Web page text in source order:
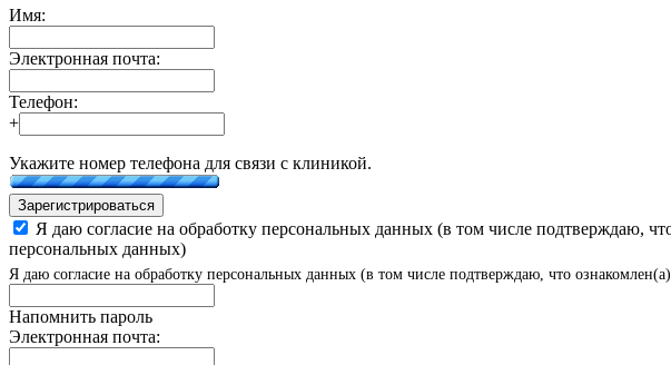
Имя:
Электронная почта:
Телефон:
+
Укажите номер телефона для связи с клиникой.
Зарегистрироваться
Я даю согласие на обработку персональных данных (в том числе подтверждаю,
персональных данных)
Я даю согласие на обработку персональных данных (в том числе подтверждаю, что
Напомнить пароль
Электронная почта: